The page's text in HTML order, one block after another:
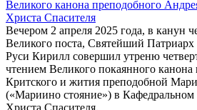
Великого канона преподобного
Христа Спасителя
Вечером 2 апреля 2025 года, в канун
Великого поста, Святейший
Руси Кирилл совершил утреню
чтением Великого покаянного
Критского и жития преподобной
(«Мариино стояние») в
Христа Спасителя.